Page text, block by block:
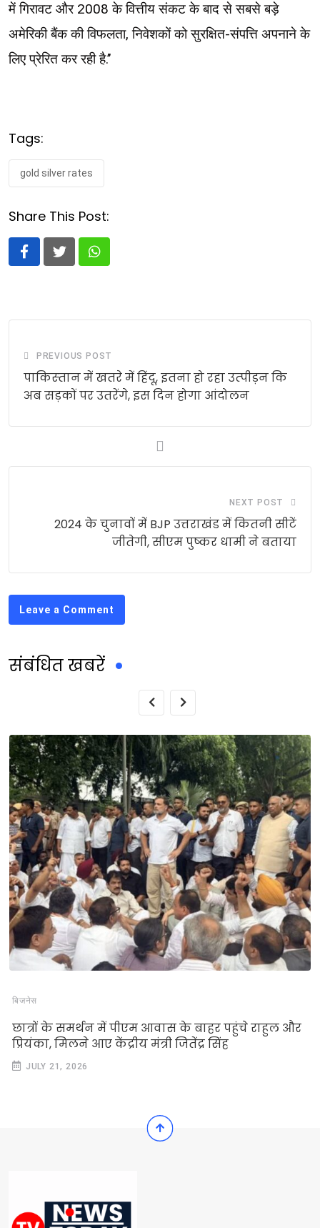
में गिरावट और 2008 के वित्तीय संकट के बाद से सबसे बड़े
अमेरिकी बैंक की विफलता, निवेशकों को सुरक्षित-संपत्ति अपनाने के
लिए प्रेरित कर रही है.’’
Tags:
gold silver rates
Share This Post:
Whatsapp
PREVIOUS POST
पाकिस्‍तान में खतरे में हिंदू, इतना हो रहा उत्‍पीड़न कि
अब सड़कों पर उतरेंगे, इस दिन होगा आंदोलन
NEXT POST
2024 के चुनावों में BJP उत्तराखंड में कितनी सीटें
जीतेगी, सीएम पुष्‍कर धामी ने बताया
Leave a Comment
संबंधित खबरें
बिजनेस
छात्रों के समर्थन में पीएम आवास के बाहर पहुंचे राहुल और
प्रियंका, मिलने आए केंद्रीय मंत्री जितेंद्र सिंह
JULY 21, 2026